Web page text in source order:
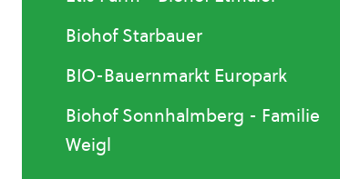
Biohof Starbauer
BIO-Bauernmarkt Europark
Biohof Sonnhalmberg - Familie
Weigl